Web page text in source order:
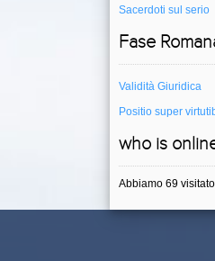
Sacerdoti sul serio
Fase
Validità Giuridica
Positio super
who is
Abbiamo 69